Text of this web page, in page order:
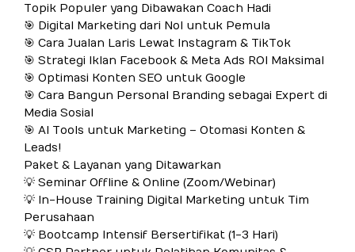
Topik Populer yang Dibawakan Coach Hadi
🎯 Digital Marketing dari Nol untuk Pemula
🎯 Cara Jualan Laris Lewat Instagram & TikTok
🎯 Strategi Iklan Facebook & Meta Ads ROI Maksimal
🎯 Optimasi Konten SEO untuk Google
🎯 Cara Bangun Personal Branding sebagai Expert di
Media Sosial
🎯 AI Tools untuk Marketing – Otomasi Konten &
Leads!
Paket & Layanan yang Ditawarkan
💡 Seminar Offline & Online (Zoom/Webinar)
💡 In-House Training Digital Marketing untuk Tim
Perusahaan
💡 Bootcamp Intensif Bersertifikat (1-3 Hari)